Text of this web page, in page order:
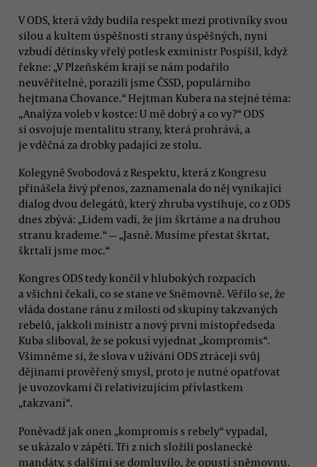
V ODS, která vždy budila respekt mezi protivníky svou
silou a kultem úspěšnosti strany úspěšných, nyní
vzbudí dětinsky vřelý potlesk exministr Pospíšil, když
řekne: „V Plzeňském kraji se nám podařilo
neuvěřitelné, porazili jsme ČSSD, populárního
hejtmana Chovance.“ Hejtman Kubera na stejné téma:
„Analýza voleb v kostce: U mě dobrý a co vy?“ ODS
si osvojuje mentalitu strany, která prohrává, a
je vděčná za drobky padající ze stolu.
Kolegyně Svobodová z Respektu, která z Kongresu
přinášela živý přenos, zaznamenala do něj vynikající
dialog dvou delegátů, který zhruba vystihuje, co z ODS
dnes zbývá: „Lidem vadí, že jim škrtáme a na druhou
stranu krademe.“ — „Jasně. Musíme přestat škrtat,
škrtali jsme moc.“
Kongres ODS tedy končil v hlubokých rozpacích
a všichni čekali, co se stane ve Sněmovně. Věřilo se, že
vláda dostane ránu z milosti od skupiny takzvaných
rebelů, jakkoli ministr a nový první místopředseda
Kuba sliboval, že se pokusí vyjednat „kompromis“.
Všimněme si, že slova v užívání ODS ztrácejí svůj
dějinami prověřený smysl, proto je nutné opatřovat
je uvozovkami či relativizujícím přívlastkem
„takzvaní“.
Poněvadž jak onen „kompromis s rebely“ vypadal,
se ukázalo v zápětí. Tři z nich složili poslanecké
mandáty, s dalšími se domluvilo, že opustí sněmovnu.